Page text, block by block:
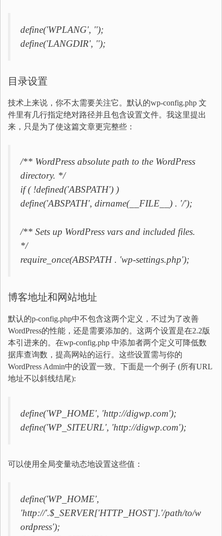
define('WPLANG', '');
define('LANGDIR', '');
目录设置
技术上来说，你不太需要关注它。默认的wp-config.php 文
件里有几行指定绝对路径并且包含设置文件。我这里提出
来，只是为了使这篇文章更完整些：
/** WordPress absolute path to the WordPress
directory. */
if ( !defined('ABSPATH') )
define('ABSPATH', dirname(__FILE__) . '/');
/** Sets up WordPress vars and included files.
*/
require_once(ABSPATH . 'wp-settings.php');
博客地址和网站地址
默认的p-config.php中不包含这两个定义，不过为了改善
WordPress的性能，还是需要添加的。这两个设置是在2.2版
本引进来的。在wp-config.php 中添加者两个定义可降低数
据库查询数，提高网站的运行。这些设置需与你的
WordPress Admin中的设置一致。下面是一个例子 (所有URL
地址不以斜线结尾):
define('WP_HOME', 'http://digwp.com');
define('WP_SITEURL', 'http://digwp.com');
可以使用全局变量动态地设置这些值：
define('WP_HOME',
'http://'.$_SERVER['HTTP_HOST'].'/path/to/w
ordpress');